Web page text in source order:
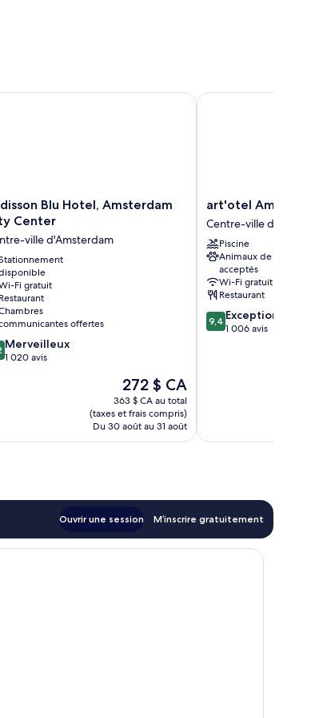
Blu Hotel, Amsterdam
Center
ville d'Amsterdam
Fi gratuit
Restaurant
offertes
Merveilleux
1 020 avis
Le
prix
est
de
272 $ CA
272 $ CA
363 $ CA au total
(taxes et frais compris)
Du 30 août au 31 août
Blu Hotel, Amsterdam City Center
art'otel
Amsterdam
Centre-
ville
d'Amsterdam
art'otel Amsterdam
Centre-ville
Piscine
Animaux de compagnie
acceptés
Wi-Fi gratuit
Restaurant
9.4
sur
9,4 Exceptionnel
1 006 avis
art'otel Amsterdam
Ouvrir une session M’inscrire gratuitement